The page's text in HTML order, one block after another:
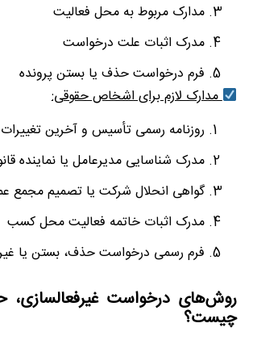
مدارک مربوط به محل فعالیت
مدرک اثبات علت درخواست
فرم درخواست حذف یا بستن پرونده
مدارک لازم برای اشخاص حقوقی:
روزنامه رسمی تأسیس و آخرین
مدرک شناسایی مدیرعامل یا نماینده
گواهی انحلال شرکت یا تصمیم مجمع
مدرک اثبات خاتمه فعالیت محل کسب
فرم رسمی درخواست حذف، بستن یا
روش‌های درخواست غیرفعالسازی،
چیست؟